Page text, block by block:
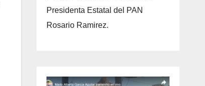
Presidenta Estatal del PAN
Rosario Ramirez.